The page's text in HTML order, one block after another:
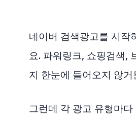
네이버 검색광고를 시작
요. 파워링크, 쇼핑검색,
지 한눈에 들어오지 않거
그런데 각 광고 유형마